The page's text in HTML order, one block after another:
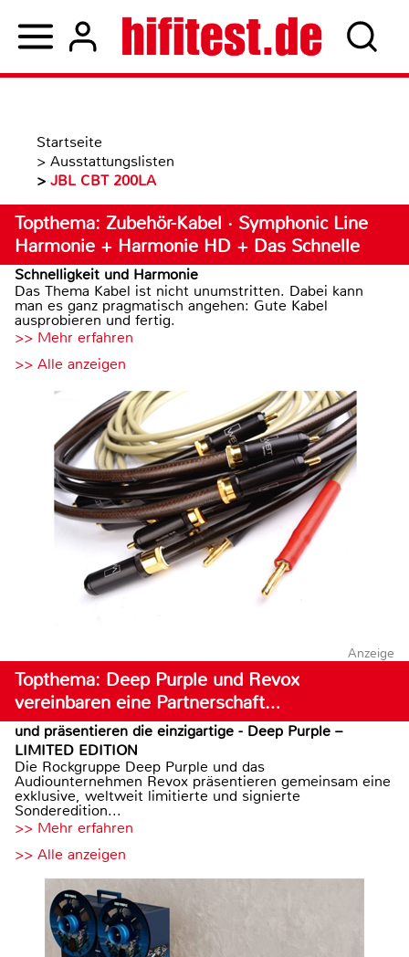
Startseite
> Ausstattungslisten
> JBL CBT 200LA
Topthema: Zubehör-Kabel · Symphonic Line
Harmonie + Harmonie HD + Das Schnelle
Schnelligkeit und Harmonie
Das Thema Kabel ist nicht unumstritten. Dabei kann
man es ganz pragmatisch angehen: Gute Kabel
ausprobieren und fertig.
>> Mehr erfahren
>> Alle anzeigen
Anzeige
Topthema: Deep Purple und Revox
vereinbaren eine Partnerschaft…
und präsentieren die einzigartige - Deep Purple –
LIMITED EDITION
Die Rockgruppe Deep Purple und das
Audiounternehmen Revox präsentieren gemeinsam eine
exklusive, weltweit limitierte und signierte
Sonderedition...
>> Mehr erfahren
>> Alle anzeigen